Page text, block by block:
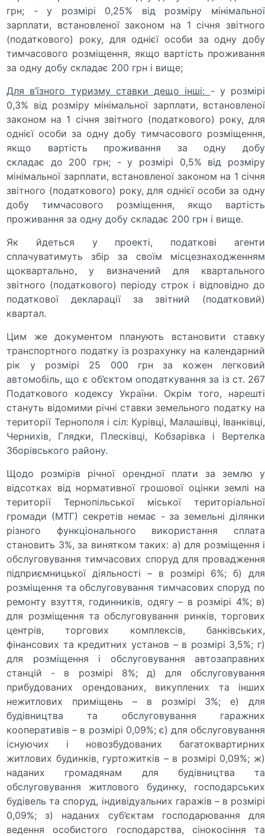
грн; - у розмірі 0,25% від розміру мінімальної
зарплати, встановленої законом на 1 січня звітного
(податкового) року, для однієї особи за одну добу
тимчасового розміщення, якщо вартість проживання
за одну добу складає 200 грн і вище;
Для в’їзного туризму ставки дещо інші: - у розмірі
0,3% від розміру мінімальної зарплати, встановленої
законом на 1 січня звітного (податкового) року, для
однієї особи за одну добу тимчасового розміщення,
якщо вартість проживання за одну добу
складає до 200 грн; - у розмірі 0,5% від розміру
мінімальної зарплати, встановленої законом на 1 січня
звітного (податкового) року, для однієї особи за одну
добу тимчасового розміщення, якщо вартість
проживання за одну добу складає 200 грн і вище.
Як йдеться у проекті, податкові агенти
сплачуватимуть збір за своїм місцезнаходженням
щоквартально, у визначений для квартального
звітного (податкового) періоду строк і відповідно до
податкової декларації за звітний (податковий)
квартал.
Цим же документом планують встановити ставку
транспортного податку із розрахунку на календарний
рік у розмірі 25 000 грн за кожен легковий
автомобіль, що є об’єктом оподаткування за із ст. 267
Податкового кодексу України. Окрім того, нарешті
стануть відомими річні ставки земельного податку на
території Тернополя і сіл: Курівці, Малашівці, Іванківці,
Чернихів, Глядки, Плесківці, Кобзарівка і Вертелка
Зборівського району.
Щодо розмірів річної орендної плати за землю у
відсотках від нормативної грошової оцінки землі на
території Тернопільської міської територіальної
громади (МТГ) секретів немає - за земельні ділянки
різного функціонального використання сплата
становить 3%, за винятком таких: а) для розміщення і
обслуговування тимчасових споруд для провадження
підприємницької діяльності – в розмірі 6%; б) для
розміщення та обслуговування тимчасових споруд по
ремонту взуття, годинників, одягу – в розмірі 4%; в)
для розміщення та обслуговування ринків, торгових
центрів, торгових комплексів, банківських,
фінансових та кредитних установ – в розмірі 3,5%; г)
для розміщення і обслуговування автозаправних
станцій - в розмірі 8%; д) для обслуговування
прибудованих орендованих, викуплених та інших
нежитлових приміщень – в розмірі 3%; е) для
будівництва та обслуговування гаражних
кооперативів – в розмірі 0,09%; є) для обслуговування
існуючих і новозбудованих багатоквартирних
житлових будинків, гуртожитків – в розмірі 0,09%; ж)
наданих громадянам для будівництва та
обслуговування житлового будинку, господарських
будівель та споруд, індивідуальних гаражів – в розмірі
0,09%; з) наданих суб’єктам господарювання для
ведення особистого господарства, сінокосіння та